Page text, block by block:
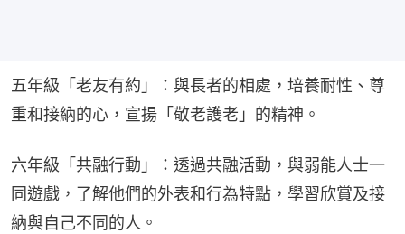
五年級「老友有約」：與長者的相處，培養耐性、尊
重和接納的心，宣揚「敬老護老」的精神。
六年級「共融行動」：透過共融活動，與弱能人士一
同遊戲，了解他們的外表和行為特點，學習欣賞及接
納與自己不同的人。